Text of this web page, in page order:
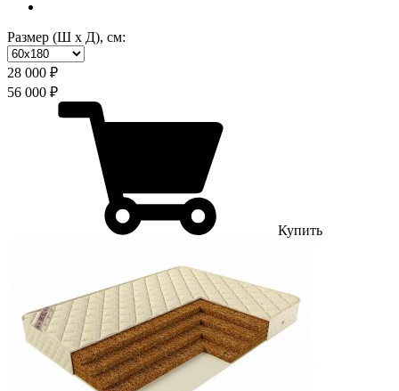
Размер (Ш х Д), см:
28 000 ₽
56 000 ₽
Купить